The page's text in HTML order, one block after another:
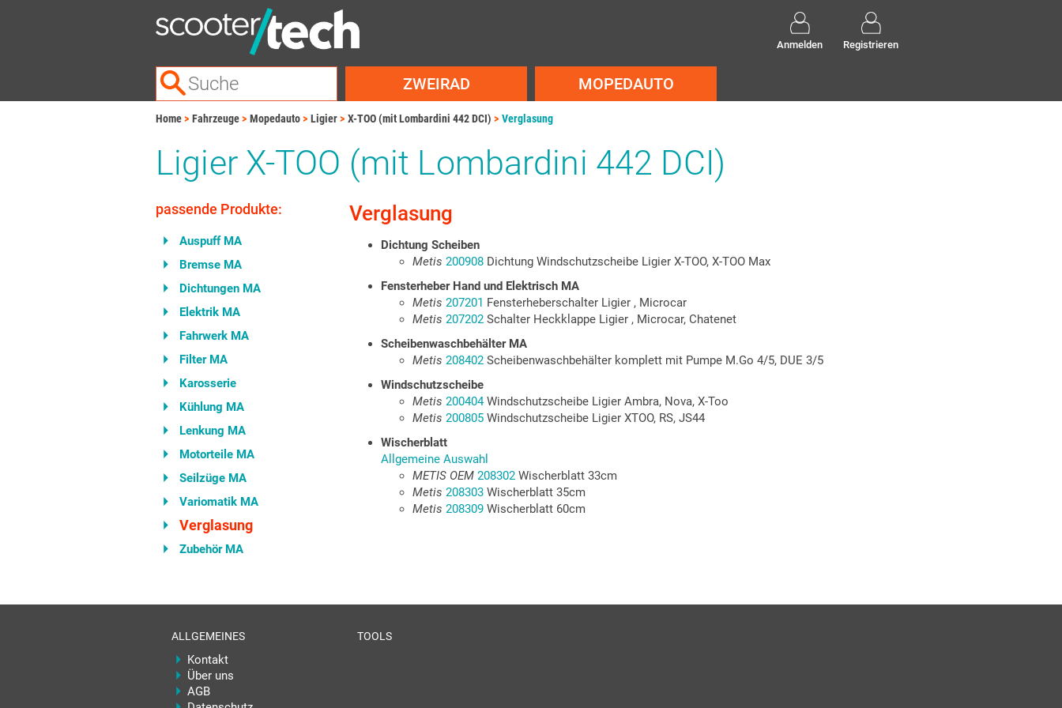
Anmelden Registrieren
ZWEIRAD MOPEDAUTO
Home Fahrzeuge Mopedauto Ligier X-TOO (mit Lombardini 442 DCI) Verglasung
Ligier X-TOO (mit Lombardini 442 DCI)
passende Produkte:
Auspuff MA
Bremse MA
Dichtungen MA
Elektrik MA
Fahrwerk MA
Filter MA
Karosserie
Kühlung MA
Lenkung MA
Motorteile MA
Seilzüge MA
Variomatik MA
Verglasung
Zubehör MA
Verglasung
Dichtung Scheiben
Metis 200908 Dichtung Windschutzscheibe Ligier X-TOO, X-TOO Max
Fensterheber Hand und Elektrisch MA
Metis 207201 Fensterheberschalter Ligier , Microcar
Metis 207202 Schalter Heckklappe Ligier , Microcar, Chatenet
Scheibenwaschbehälter MA
Metis 208402 Scheibenwaschbehälter komplett mit Pumpe M.Go 4/5, DUE 3/5
Windschutzscheibe
Metis 200404Windschutzscheibe Ligier Ambra, Nova, X-Too
Metis 200805 Windschutzscheibe Ligier XTOO, RS, JS44
Wischerblatt
Allgemeine Auswahl
METIS OEM 208302 Wischerblatt 33cm
Metis 208303 Wischerblatt 35cm
Metis 208309 Wischerblatt 60cm
ALLGEMEINES
Kontakt
Über uns
AGB
TOOLS